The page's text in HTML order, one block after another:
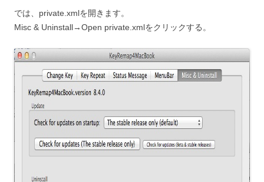
では、private.xmlを開きます。
Misc & Uninstall→Open private.xmlをクリックする。